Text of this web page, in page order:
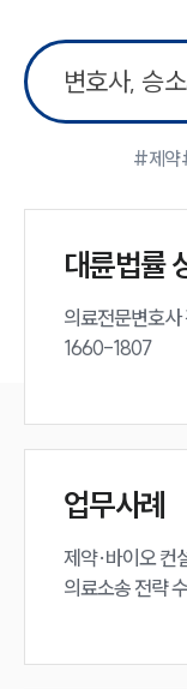
#제약
대륜법률
의료전문변호사
1660-1807
업무사례
제약·바이오 컨
의료소송 전략